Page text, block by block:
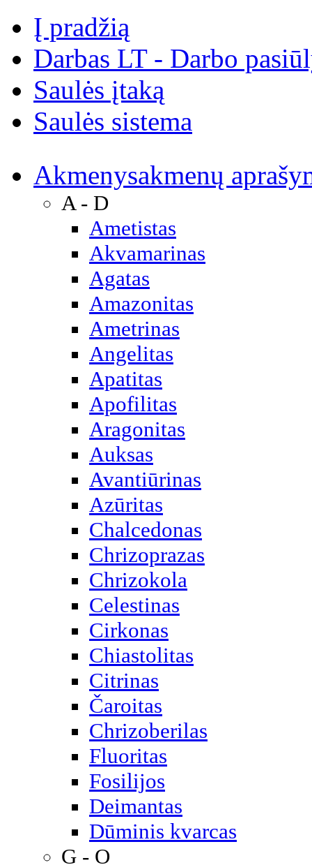
Į pradžią
Darbas LT - Darbo
Saulės įtaką
Saulės sistema
Akmenysakmenų
A - D
Ametistas
Akvamarinas
Agatas
Amazonitas
Ametrinas
Angelitas
Apatitas
Apofilitas
Aragonitas
Auksas
Avantiūrinas
Azūritas
Chalcedonas
Chrizoprazas
Chrizokola
Celestinas
Cirkonas
Chiastolitas
Citrinas
Čaroitas
Chrizoberilas
Fluoritas
Fosilijos
Deimantas
Dūminis kvarcas
G - O